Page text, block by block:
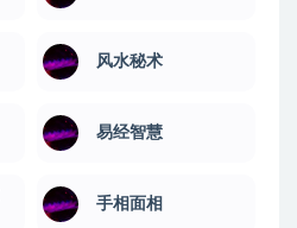
风水秘术
易经智慧
手相面相